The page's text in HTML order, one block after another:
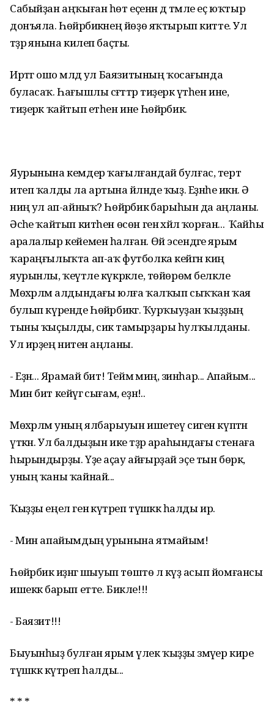
Сабыйҙан аңҡыған һөт еҫенән дә тәмле еҫ юҡтыр
донъяла. Һөйәрбикәнең йөҙө яҡтырып китте. Ул
тәҙрә янына килеп баҫты.
Иртәгә ошо мәлдә ул Баязитының ҡосағында
буласаҡ. Һағышлы сәғәттәр тиҙерәк үтһен ине,
тиҙерәк ҡайтып етһен ине Һөйәрбикә.
Яурынына кемдер ҡағылғандай булғас, терт
итеп ҡалды ла артына әйләнде ҡыҙ. Еҙнәһе икән. Ә
ниңә ул ап-айныҡ? Һөйәрбикә барыһын да аңланы.
Әсәһе ҡайтып китһен өсөн генә хәйлә ҡорған... Ҡайһы
аралалыр кейемен һалған. Өй эсендәге ярым
ҡараңғылыҡта ап-аҡ футболка кейгән киң
яурынлы, ҡеүәтле күкрәкле, төйөрөм беләкле
Мөхәрләм алдындағы юлға ҡалҡып сыҡҡан ҡая
булып күренде Һөйәрбикәгә. Ҡурҡыуҙан ҡыҙҙың
тыны ҡыҫылды, сикә тамырҙары һулҡылданы.
Ул ирҙең ниәтен аңланы.
- Еҙнә... Ярамай бит! Теймә миңә, зинһар... Апайым...
Мин бит кейәүгә сығам, еҙнә!..
Мөхәрләм уның ялбарыуын ишетеү сиген күптән
үткән. Ул балдыҙын ике тәҙрә араһындағы стенаға
һырындырҙы. Үҙе аҫау айғырҙай эҫе тын бөркә,
уның ҡаны ҡайнай...
Ҡыҙҙы еңел генә күтәреп түшәккә һалды ир.
- Мин апайымдың урынына ятмайым!
Һөйәрбикә иҙәнгә шыуып төштө лә күҙ асып йомғансы
ишеккә барып етте. Бикле!!!
- Баязит!!!
Быуынһыҙ булған ярым үлек ҡыҙҙы әзмәүер кире
түшәккә күтәреп һалды...
* * *